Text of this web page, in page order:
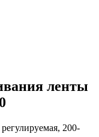
ленты